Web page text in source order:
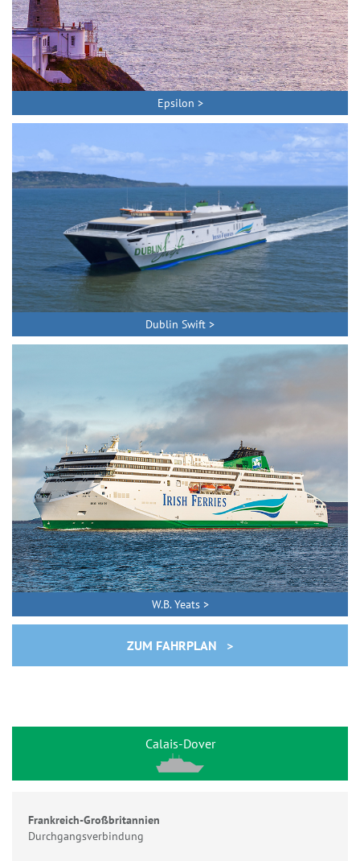
Epsilon >
Dublin Swift >
W.B. Yeats >
ZUM FAHRPLAN >
Calais-Dover
Frankreich-Großbritannien
Durchgangsverbindung